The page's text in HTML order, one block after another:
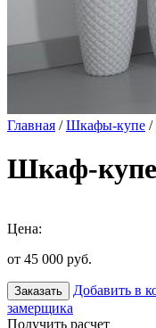
Главная /Шкафы-купе /
Шкаф-
Цена:
от 45 000 руб.
Заказать Добавить в
замерщика
Получить расчет